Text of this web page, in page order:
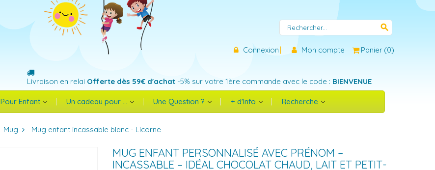
search
Connexion Mon compte Panier (0)
Livraison en relai Offerte dès 59€ d'achat -5% sur votre 1ère commande avec le code : BIENVENUE
Pour Enfant Un cadeau pour ... Une Question ? + d'Info Recherche
Mug Mug enfant incassable blanc - Licorne
MUG ENFANT PERSONNALISÉ AVEC PRÉNOM –
INCASSABLE – IDÉAL CHOCOLAT CHAUD, LAIT ET PETIT-